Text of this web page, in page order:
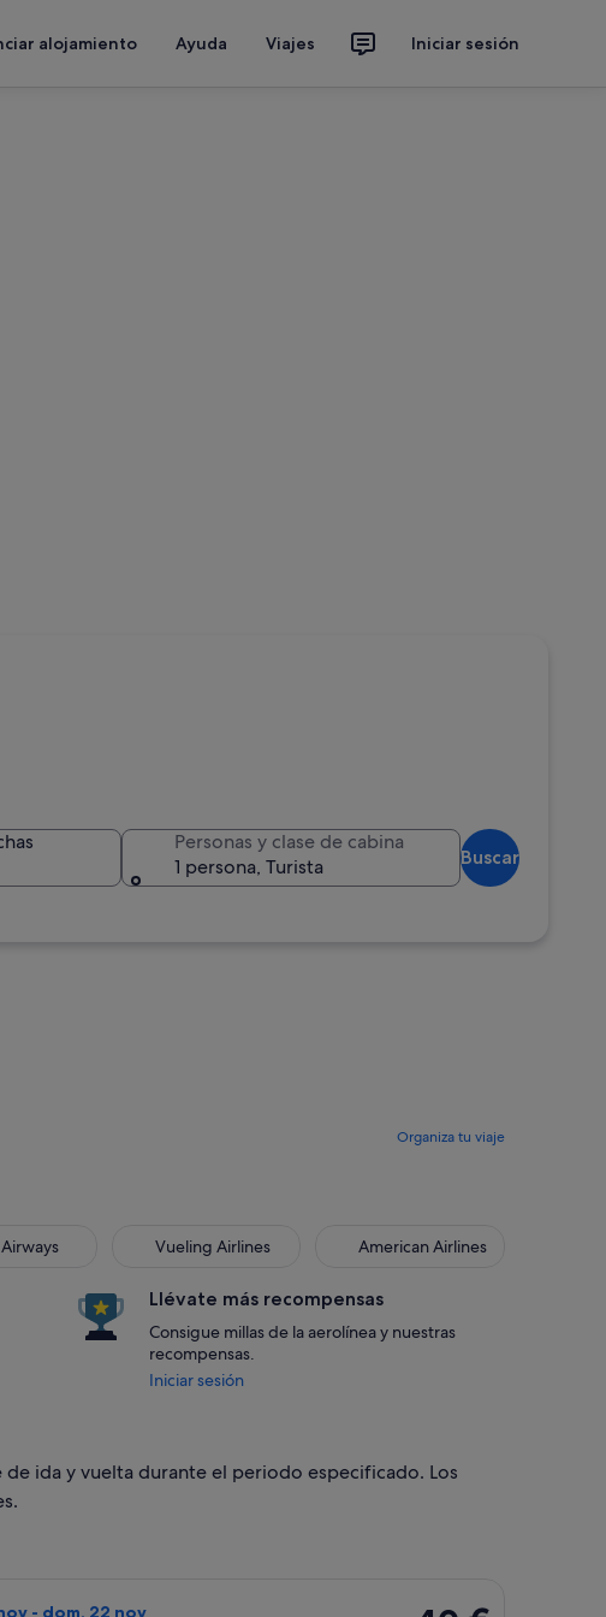
alojamiento Ayuda Viajes Iniciar sesión
Personas y clase de cabina
1 persona, Turista
Buscar
Organiza tu viaje
Vueling Airlines American Airlines
Llévate más recompensas
Consigue millas de la aerolínea y nuestras
recompensas.
Iniciar sesión
ida y vuelta durante el periodo especificado. Los
- dom, 22 nov